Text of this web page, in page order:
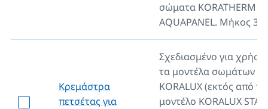
σώματα KORATHERM
AQUAPANEL. Μήκος
Κρεμάστρα
πετσέτας για
Σχεδιασμένο για
τα μοντέλα σωμάτων
KORALUX (εκτός από το
μοντέλο KORALUX